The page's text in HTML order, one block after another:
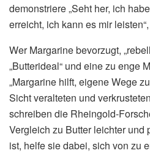
demonstriere „Seht her, ich
erreicht, ich kann es mir
Wer Margarine bevorzugt,
„Butterideal“ und eine zu enge
„Margarine hilft, eigene Wege
Sicht veralteten und
schreiben die Rheingold-
Vergleich zu Butter leichter und
ist, helfe sie dabei, sich von zu